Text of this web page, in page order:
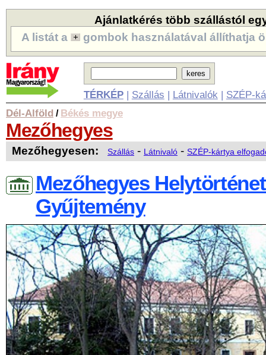
Ajánlatkérés több szállástól
A listát a
gombok használatával állíthatja
TÉRKÉP| Szállás | Látnivalók | SZÉP-
Dél-Alföld / Békés megye
Mezőhegyes
Mezőhegyesen: Szállás - Látnivaló - SZÉP-kártya
Mezőhegyes
Gyűjtemény